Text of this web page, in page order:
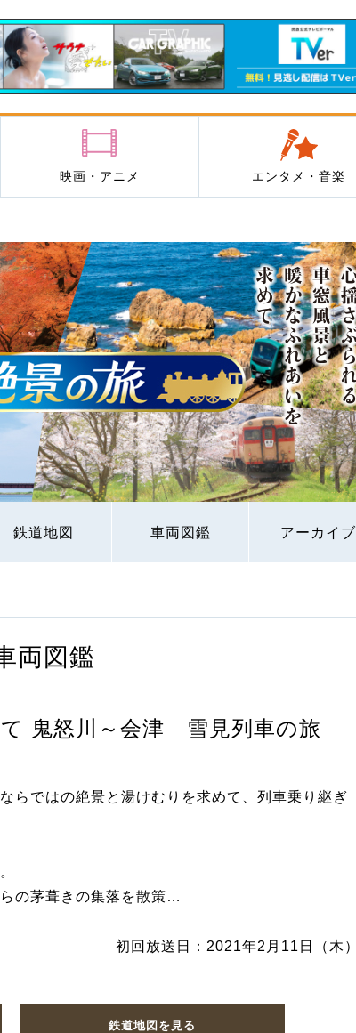
映画・アニメ エンタメ・音楽
鉄道地図 車両図鑑 アーカイブ
両図鑑
鬼怒川～会津 雪見列車の旅
らではの絶景と湯けむりを求めて、列車乗り継ぎ
の茅葺きの集落を散策…
初回放送日：2021年2月11日（木）
鉄道地図を見る